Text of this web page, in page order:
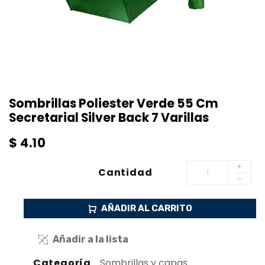
Sombrillas Poliester Verde 55 Cm
Secretarial Silver Back 7 Varillas
$ 4.10
Cantidad
AÑADIR AL CARRITO
Añadir a la lista